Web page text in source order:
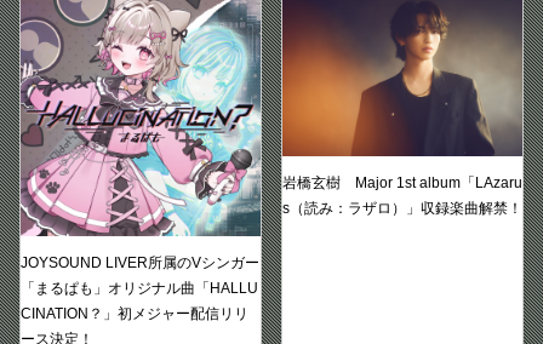
JOYSOUND LIVER所属のVシンガー
「まるぱも」オリジナル曲「HALLU
CINATION？」初メジャー配信リリ
ース決定！
岩橋玄樹 Major 1st album「LAzaru
s（読み：ラザロ）」収録楽曲解禁！